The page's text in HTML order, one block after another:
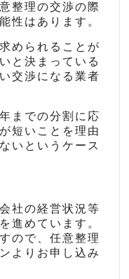
整理の交渉の際
性はあります。
められることが
と決まっている
交渉になる業者
までの分割に応
短いことを理由
いというケース
社の経営状況等
進めています。
ので、任意整理
よりお申し込み